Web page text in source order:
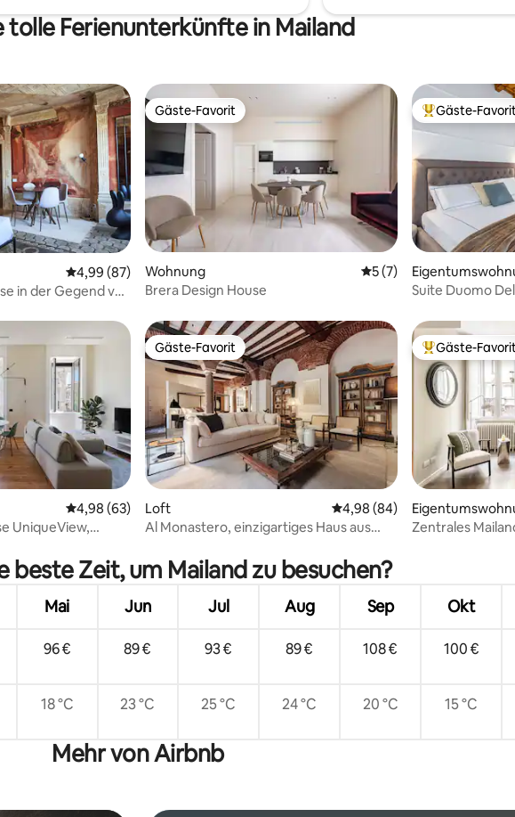
tolle Ferienunterkünfte in Mailand
von 5, 72 Bewertungen
Durchschnittliche Bewertung: 4,99 von 5, 87 Bewertungen
4,99 (87)
in der Gegend von
Gäste-Favorit
Gäste-Favorit
Wohnung Durchschnittliche
5 (7)
Brera Design House
Beliebter Gäste-
Gäste-
Suite Duomo
5 von 5, 9 Bewertungen
Durchschnittliche Bewertung: 4,98 von 5, 63 Bewertungen
4,98 (63)
UniqueView,
Gäste-Favorit
Gäste-Favorit
Loft Durchschnittliche
4,98 (84)
Al Monastero, einzigartiges Haus aus
Beliebter Gäste-
Gäste-
Zentrales
beste Zeit, um Mailand zu besuchen?
Mai Jun Jul Aug Sep Okt
96 € 89 € 93 € 89 € 108 € 100 €
18 °C 23 °C 25 °C 24 °C 20 °C 15 °C
Mehr von Airbnb